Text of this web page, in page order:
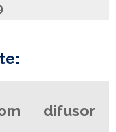
difusor